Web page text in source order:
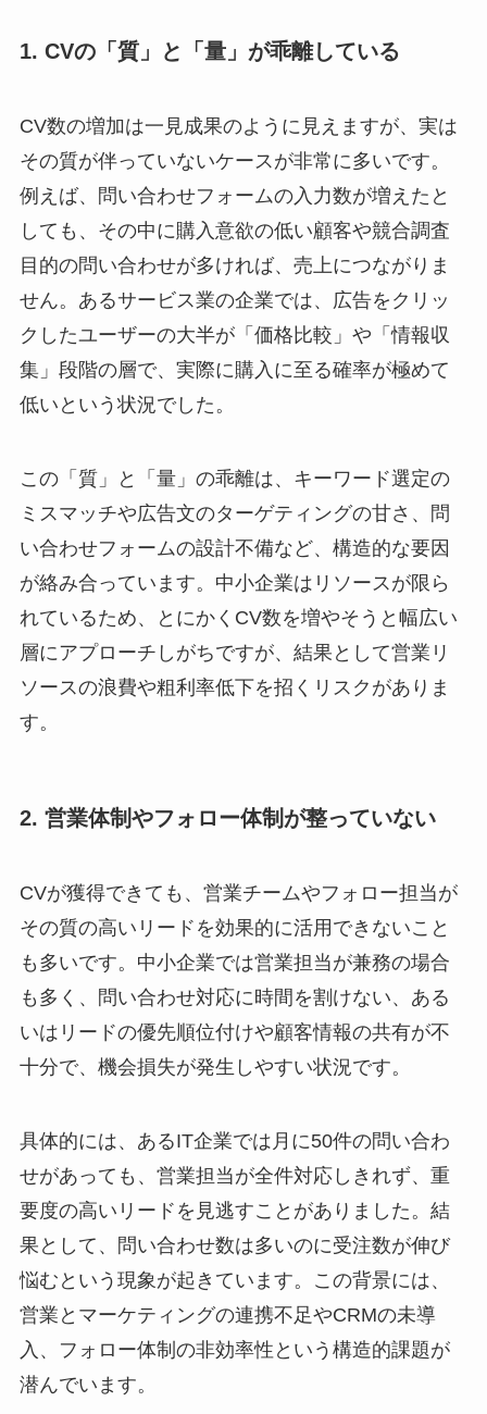
1. CVの「質」と「量」が乖離している
CV数の増加は一見成果のように見えますが、実は
その質が伴っていないケースが非常に多いです。
例えば、問い合わせフォームの入力数が増えたと
しても、その中に購入意欲の低い顧客や競合調査
目的の問い合わせが多ければ、売上につながりま
せん。あるサービス業の企業では、広告をクリッ
クしたユーザーの大半が「価格比較」や「情報収
集」段階の層で、実際に購入に至る確率が極めて
低いという状況でした。
この「質」と「量」の乖離は、キーワード選定の
ミスマッチや広告文のターゲティングの甘さ、問
い合わせフォームの設計不備など、構造的な要因
が絡み合っています。中小企業はリソースが限ら
れているため、とにかくCV数を増やそうと幅広い
層にアプローチしがちですが、結果として営業リ
ソースの浪費や粗利率低下を招くリスクがありま
す。
2. 営業体制やフォロー体制が整っていない
CVが獲得できても、営業チームやフォロー担当が
その質の高いリードを効果的に活用できないこと
も多いです。中小企業では営業担当が兼務の場合
も多く、問い合わせ対応に時間を割けない、ある
いはリードの優先順位付けや顧客情報の共有が不
十分で、機会損失が発生しやすい状況です。
具体的には、あるIT企業では月に50件の問い合わ
せがあっても、営業担当が全件対応しきれず、重
要度の高いリードを見逃すことがありました。結
果として、問い合わせ数は多いのに受注数が伸び
悩むという現象が起きています。この背景には、
営業とマーケティングの連携不足やCRMの未導
入、フォロー体制の非効率性という構造的課題が
潜んでいます。